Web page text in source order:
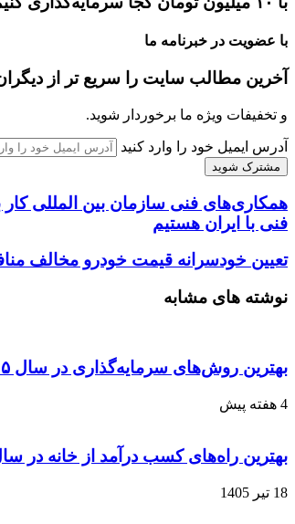
با عضویت در خبرنامه ما
آخرین مطالب سایت را سریع تر از
و تخفیفات ویژه ما برخوردار شوید.
آدرس ایمیل خود را وارد کنید
همکاری‌های فنی سازمان بین المللی
فنی با ایران هستیم
تعیین خودسرانه قیمت خودرو مخالف
نوشته های مشابه
بهترین روش‌های سرمایه‌گذاری در سال ۱۴۰۵؛ از طلا تا بورس و ارز دیجیتال
4 هفته پیش
بهترین راه‌های کسب درآمد از خانه در سال
18 تیر 1405